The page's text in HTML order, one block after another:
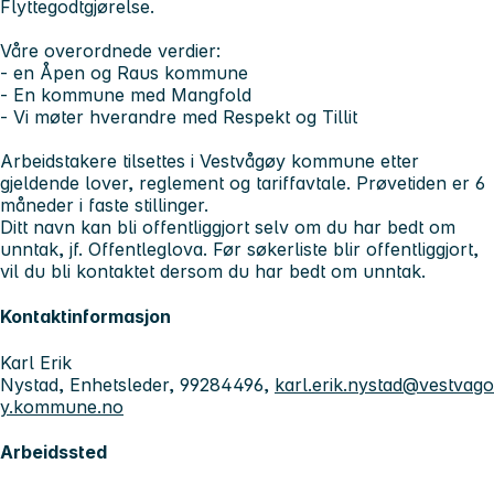
Flyttegodtgjørelse.
Våre overordnede verdier:
- en Åpen og Raus kommune
- En kommune med Mangfold
- Vi møter hverandre med Respekt og Tillit
Arbeidstakere tilsettes i Vestvågøy kommune etter
gjeldende lover, reglement og tariffavtale. Prøvetiden er 6
måneder i faste stillinger.
Ditt navn kan bli offentliggjort selv om du har bedt om
unntak, jf. Offentleglova. Før søkerliste blir offentliggjort,
vil du bli kontaktet dersom du har bedt om unntak.
Kontaktinformasjon
Karl Erik
Nystad, Enhetsleder, 99284496, karl.erik.nystad@vestvago
y.kommune.no
Arbeidssted